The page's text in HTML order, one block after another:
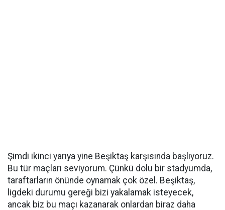
Şimdi ikinci yarıya yine Beşiktaş karşısında başlıyoruz.
Bu tür maçları seviyorum. Çünkü dolu bir stadyumda,
taraftarların önünde oynamak çok özel. Beşiktaş,
ligdeki durumu gereği bizi yakalamak isteyecek,
ancak biz bu maçı kazanarak onlardan biraz daha